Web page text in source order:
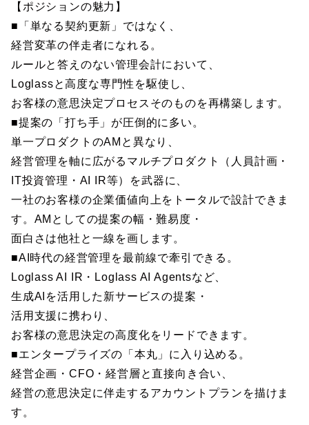
【ポジションの魅力】
■「単なる契約更新」ではなく、
経営変革の伴走者になれる。
ルールと答えのない管理会計において、
Loglassと高度な専門性を駆使し、
お客様の意思決定プロセスそのものを再構築します。
■提案の「打ち手」が圧倒的に多い。
単一プロダクトのAMと異なり、
経営管理を軸に広がるマルチプロダクト（人員計画・
IT投資管理・AI IR等）を武器に、
一社のお客様の企業価値向上をトータルで設計できま
す。AMとしての提案の幅・難易度・
面白さは他社と一線を画します。
■AI時代の経営管理を最前線で牽引できる。
Loglass AI IR・Loglass AI Agentsなど、
生成AIを活用した新サービスの提案・
活用支援に携わり、
お客様の意思決定の高度化をリードできます。
■エンタープライズの「本丸」に入り込める。
経営企画・CFO・経営層と直接向き合い、
経営の意思決定に伴走するアカウントプランを描けま
す。